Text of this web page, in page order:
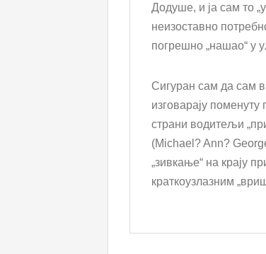
Додуше, и ја сам то
неизоставно
погрешно „нашао“ у
Сигуран сам да сам
изговарају
страни водитељи
(Michael? Ann?
„зивкање“ на крају
краткоузлазним